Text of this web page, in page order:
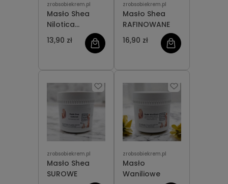
zrobsobiekrem.pl
Masło Shea
Nilotica
ORGANICZNE
13,90 zł
zrobsobiekrem.pl
Masło Shea
RAFINOWANE
16,90 zł
zrobsobiekrem.pl
Masło Shea
SUROWE
zrobsobiekrem.pl
Masło
Waniliowe